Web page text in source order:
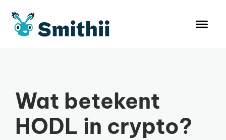
naar
Wat betekent
HODL in crypto?